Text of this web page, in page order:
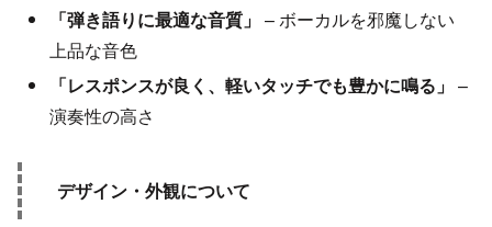
「弾き語りに最適な音質」 – ボーカルを邪魔しない
上品な音色
「レスポンスが良く、軽いタッチでも豊かに鳴る」 –
演奏性の高さ
デザイン・外観について